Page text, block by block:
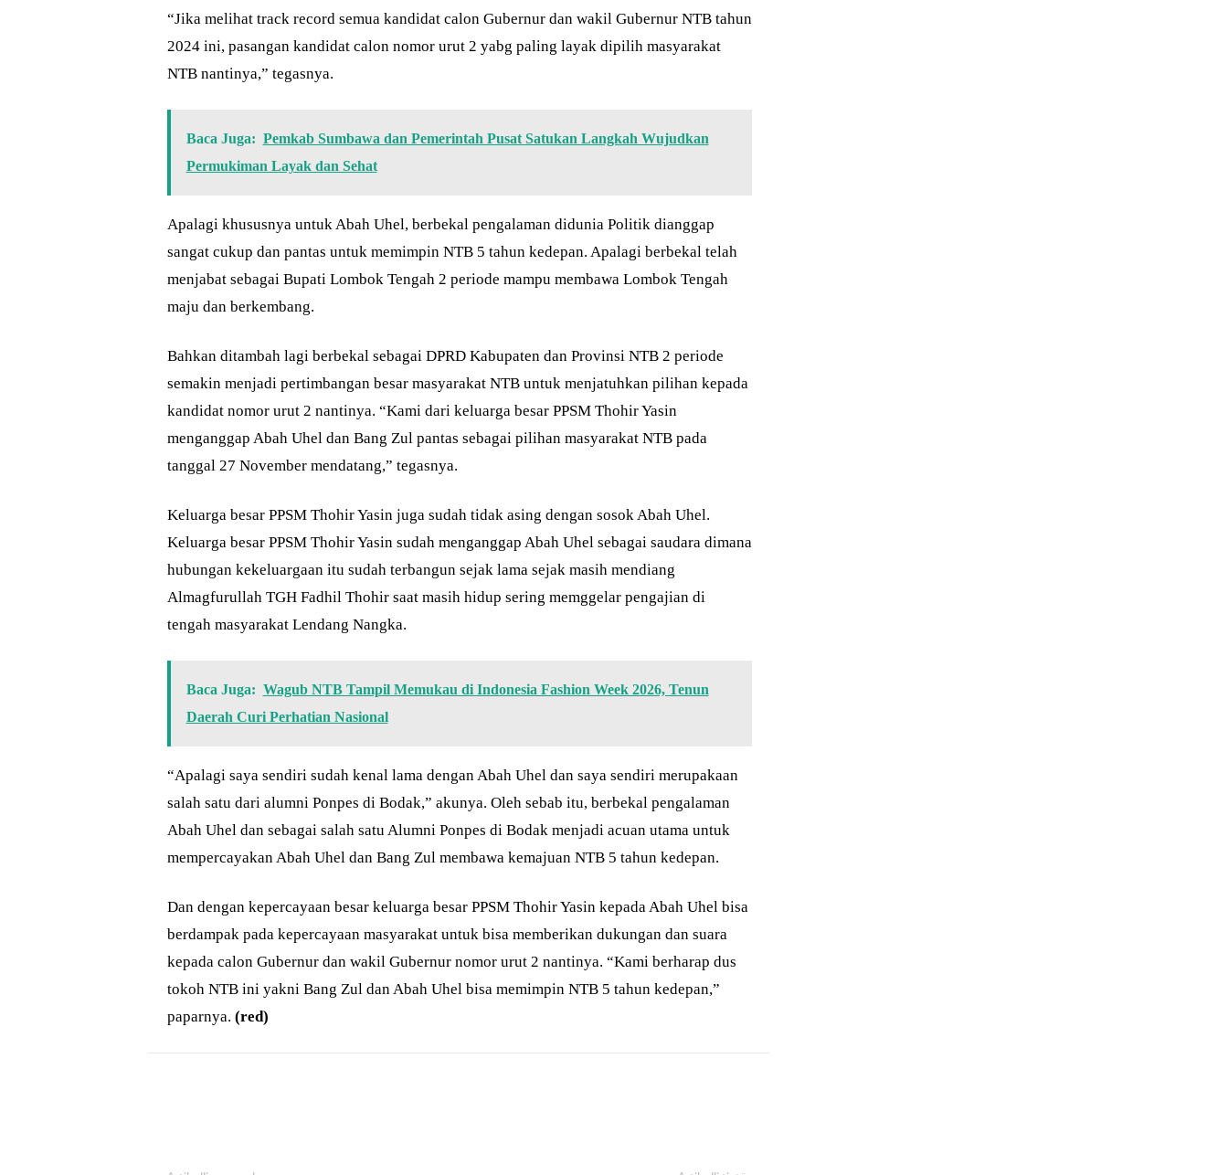
“Jika melihat track record semua kandidat calon Gubernur dan wakil Gubernur NTB tahun
2024 ini, pasangan kandidat calon nomor urut 2 yabg paling layak dipilih masyarakat
NTB nantinya,” tegasnya.
Baca Juga: Pemkab Sumbawa dan Pemerintah Pusat Satukan Langkah Wujudkan
Permukiman Layak dan Sehat
Apalagi khususnya untuk Abah Uhel, berbekal pengalaman didunia Politik dianggap
sangat cukup dan pantas untuk memimpin NTB 5 tahun kedepan. Apalagi berbekal telah
menjabat sebagai Bupati Lombok Tengah 2 periode mampu membawa Lombok Tengah
maju dan berkembang.
Bahkan ditambah lagi berbekal sebagai DPRD Kabupaten dan Provinsi NTB 2 periode
semakin menjadi pertimbangan besar masyarakat NTB untuk menjatuhkan pilihan kepada
kandidat nomor urut 2 nantinya. “Kami dari keluarga besar PPSM Thohir Yasin
menganggap Abah Uhel dan Bang Zul pantas sebagai pilihan masyarakat NTB pada
tanggal 27 November mendatang,” tegasnya.
Keluarga besar PPSM Thohir Yasin juga sudah tidak asing dengan sosok Abah Uhel.
Keluarga besar PPSM Thohir Yasin sudah menganggap Abah Uhel sebagai saudara dimana
hubungan kekeluargaan itu sudah terbangun sejak lama sejak masih mendiang
Almagfurullah TGH Fadhil Thohir saat masih hidup sering memggelar pengajian di
tengah masyarakat Lendang Nangka.
Baca Juga: Wagub NTB Tampil Memukau di Indonesia Fashion Week 2026, Tenun
Daerah Curi Perhatian Nasional
“Apalagi saya sendiri sudah kenal lama dengan Abah Uhel dan saya sendiri merupakaan
salah satu dari alumni Ponpes di Bodak,” akunya. Oleh sebab itu, berbekal pengalaman
Abah Uhel dan sebagai salah satu Alumni Ponpes di Bodak menjadi acuan utama untuk
mempercayakan Abah Uhel dan Bang Zul membawa kemajuan NTB 5 tahun kedepan.
Dan dengan kepercayaan besar keluarga besar PPSM Thohir Yasin kepada Abah Uhel bisa
berdampak pada kepercayaan masyarakat untuk bisa memberikan dukungan dan suara
kepada calon Gubernur dan wakil Gubernur nomor urut 2 nantinya. “Kami berharap dus
tokoh NTB ini yakni Bang Zul dan Abah Uhel bisa memimpin NTB 5 tahun kedepan,”
paparnya. (red)